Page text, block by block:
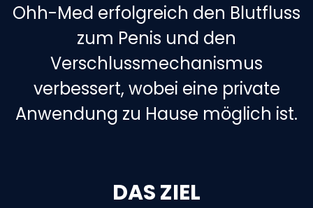
Ohh-Med erfolgreich den Blutfluss
zum Penis und den
Verschlussmechanismus
verbessert, wobei eine private
Anwendung zu Hause möglich ist.
DAS ZIEL